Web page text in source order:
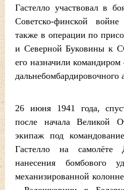
Гастелло участвовал в
Советско-финской
также в операции по
и Северной Буковины к
его назначили
дальнебомбардировочного
26 июня 1941 года,
после начала Великой
экипаж под
Гастелло на
нанесения бомбового
механизированной